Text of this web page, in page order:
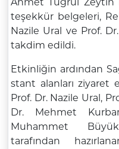
Ahmet Tuğrul Zeytin
teşekkür belgeleri,
Nazile Ural ve Prof.
takdim edildi.
Etkinliğin ardından
stant alanları ziyaret
Prof. Dr. Nazile Ural,
Dr. Mehmet
Muhammet
tarafından